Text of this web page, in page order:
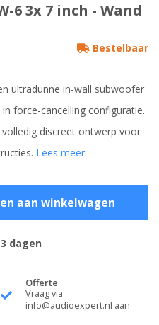
6 3x 7 inch - Wand
Bestelbaar
ultradunne in-wall subwoofer
force-cancelling configuratie.
discreet ontwerp voor
Lees meer..
aan winkelwagen
dagen
Offerte
Vraag via
info@audioexpert.nl aan